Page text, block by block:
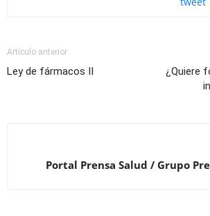
Artículo anterior
Ley de fármacos II
¿Quiere
Portal Prensa Salud / Grupo